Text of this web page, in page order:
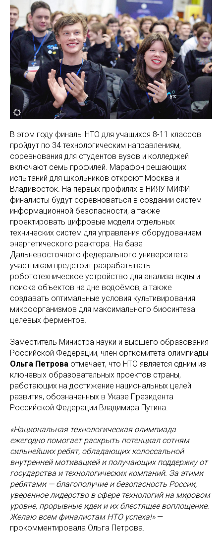
В этом году финалы НТО для учащихся 8-11 классов
пройдут по 34 технологическим направлениям,
соревнования для студентов вузов и колледжей
включают семь профилей. Марафон решающих
испытаний для школьников откроют Москва и
Владивосток. На первых профилях в НИЯУ МИФИ
финалисты будут соревноваться в создании систем
информационной безопасности, а также
проектировать цифровые модели отдельных
технических систем для управления оборудованием
энергетического реактора. На базе
Дальневосточного федерального университета
участникам предстоит разрабатывать
робототехническое устройство для анализа воды и
поиска объектов на дне водоёмов, а также
создавать оптимальные условия культивирования
микроорганизмов для максимального биосинтеза
целевых ферментов.
Заместитель Министра науки и высшего образования
Российской Федерации, член оргкомитета олимпиады
Ольга Петрова отмечает, что НТО является одним из
ключевых образовательных проектов страны,
работающих на достижение национальных целей
развития, обозначенных в Указе Президента
Российской Федерации Владимира Путина.
«‌‎Национальная технологическая олимпиада
ежегодно помогает раскрыть потенциал сотням
сильнейших ребят, обладающих колоссальной
внутренней мотивацией и получающих поддержку от
государства и технологических компаний. За этими
ребятами — благополучие и безопасность России,
уверенное лидерство в сфере технологий на мировом
уровне, прорывные идеи и их блестящее воплощение.
Желаю всем финалистам НТО успеха!»—
прокомментировала Ольга Петрова.